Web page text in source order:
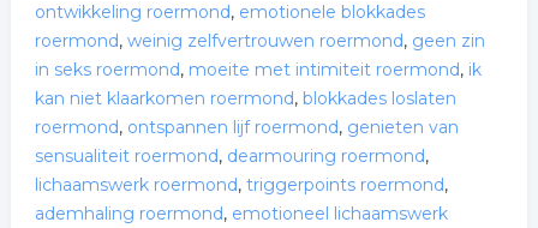
ontwikkeling roermond, emotionele blokkades
roermond, weinig zelfvertrouwen roermond, geen zin
in seks roermond, moeite met intimiteit roermond, ik
kan niet klaarkomen roermond, blokkades loslaten
roermond, ontspannen lijf roermond, genieten van
sensualiteit roermond, dearmouring roermond,
lichaamswerk roermond, triggerpoints roermond,
ademhaling roermond, emotioneel lichaamswerk